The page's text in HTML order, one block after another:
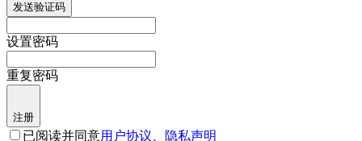
发送验证码
设置密码
重复密码
注册
已阅读并同意用户协议 隐私声明